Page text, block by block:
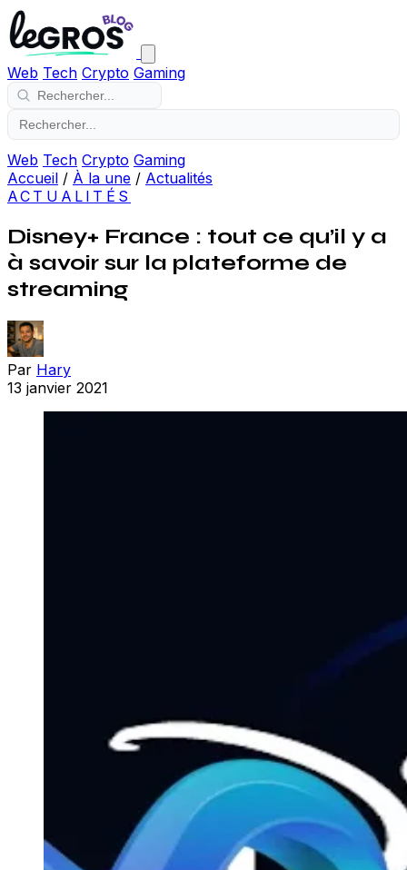
Web Tech Crypto Gaming
Web Tech Crypto Gaming
Accueil / À la une / Actualités
ACTUALITÉS
Disney+ France : tout ce qu’il y a
à savoir sur la plateforme de
streaming
Par Hary
13 janvier 2021